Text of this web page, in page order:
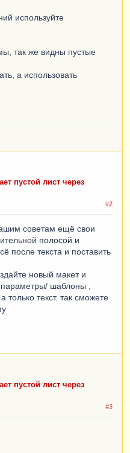
используйте
так же видны пустые
а использовать
пустой лист через
#2
советам ещё свои
полосой и
после текста и поставить
новый макет и
параметры/ шаблоны ,
только текст. так сможете
пустой лист через
#3